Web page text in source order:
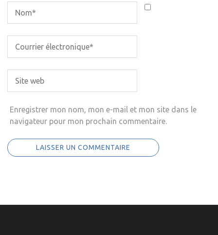
Enregistrer mon nom, mon e-mail et mon site dans le
navigateur pour mon prochain commentaire.